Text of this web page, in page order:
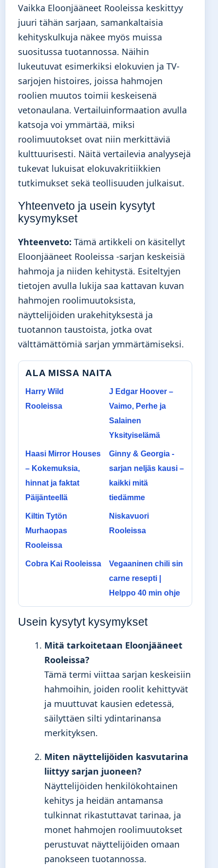
Vaikka Eloonjääneet Rooleissa keskittyy
juuri tähän sarjaan, samankaltaisia
kehityskulkuja näkee myös muissa
suositussa tuotannossa. Näihin
lukeutuvat esimerkiksi elokuvien ja TV-
sarjojen histoires, joissa hahmojen
roolien muutos toimii keskeisenä
vetonaulana. Vertailuinformaation avulla
katsoja voi ymmärtää, miksi
roolimuutokset ovat niin merkittäviä
kulttuurisesti. Näitä vertailevia analyysejä
tukevat lukuisat elokuvakritiikkien
tutkimukset sekä teollisuuden julkaisut.
Yhteenveto ja usein kysytyt
kysymykset
Yhteenveto: Tämä artikkeli on käsitellyt
Eloonjääneet Rooleissa -sarjan keskeisiä
hahmoja ja niiden kehitystä. Esiteltyjen
tietojen avulla lukija saa kattavan kuvan
hahmojen roolimuutoksista,
näyttelijöiden urakehityksestä ja
tuotannon taustoista, jotka ovat
välttämättömiä sarjan ymmärtämiseksi.
ALA MISSA NAITA
Harry Wild
Rooleissa
J Edgar Hoover –
Vaimo, Perhe ja
Salainen
Yksityiselämä
Haasi Mirror Houses
– Kokemuksia,
hinnat ja faktat
Päijänteellä
Ginny & Georgia -
sarjan neljäs kausi –
kaikki mitä
tiedämme
Kiltin Tytön
Murhaopas
Rooleissa
Niskavuori
Rooleissa
Cobra Kai Rooleissa
Vegaaninen chili sin
carne resepti |
Helppo 40 min ohje
Usein kysytyt kysymykset
Mitä tarkoitetaan Eloonjääneet
Rooleissa?
Tämä termi viittaa sarjan keskeisiin
hahmoihin, joiden roolit kehittyvät
ja muuttuvat kausien edetessä,
säilyttäen silti ydintarinansa
merkityksen.
Miten näyttelijöiden kasvutarina
liittyy sarjan juoneen?
Näyttelijöiden henkilökohtainen
kehitys ja heidän antamansa
tulkinnat rikastuttavat tarinaa, ja
monet hahmojen roolimuutokset
perustuvat näyttelijöiden omaan
panokseen tuotannossa.